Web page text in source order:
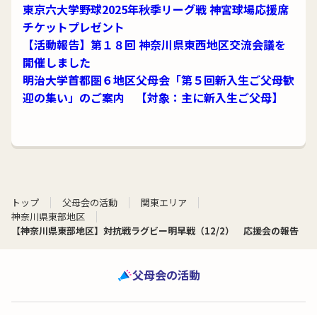
東京六大学野球2025年秋季リーグ戦 神宮球場応援席
チケットプレゼント
【活動報告】第１８回 神奈川県東西地区交流会議を
開催しました
明治大学首都圏６地区父母会「第５回新入生ご父母歓
迎の集い」のご案内 【対象：主に新入生ご父母】
トップ 父母会の活動
関東エリア
神奈川県東部地区
【神奈川県東部地区】対抗戦ラグビー明早戦（12/2） 応援会の報告
父母会の活動